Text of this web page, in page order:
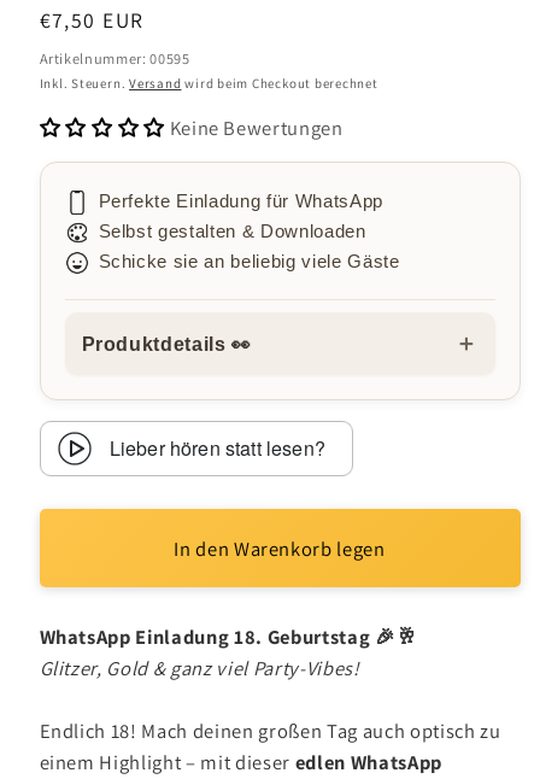
Normaler
Preis
€7,50 EUR
Artikelnummer: 00595
Inkl. Steuern.Versand wird beim Checkout berechnet
Keine Bewertungen
Perfekte Einladung für WhatsApp
Selbst gestalten & Downloaden
Schicke sie an beliebig viele Gäste
Produktdetails 👀 ＋
Lieber hören statt lesen?
In den Warenkorb legen
WhatsApp Einladung 18. Geburtstag 🎉🥂
Glitzer, Gold & ganz viel Party-Vibes!
Endlich 18! Mach deinen großen Tag auch optisch zu
einem Highlight – mit dieser edlen WhatsApp